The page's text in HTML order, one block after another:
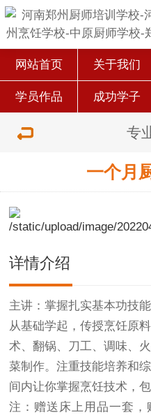
网站首页 关于我们
学员作品 成功学子
专
一个月
详情介绍
主讲：掌握扎实基本功技
从基础学起，传授烹饪原
术、翻锅、刀工、调味、
菜制作。注重技能培养和
间内让你掌握烹饪技术，包
注： 赠送床上用品一套